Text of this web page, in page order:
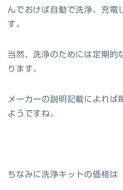
んでおけば自動で洗浄、充電
す。
当然、洗浄のためには定期的
ります。
メーカーの説明記載によれば
ようですね。
ちなみに洗浄キットの価格は